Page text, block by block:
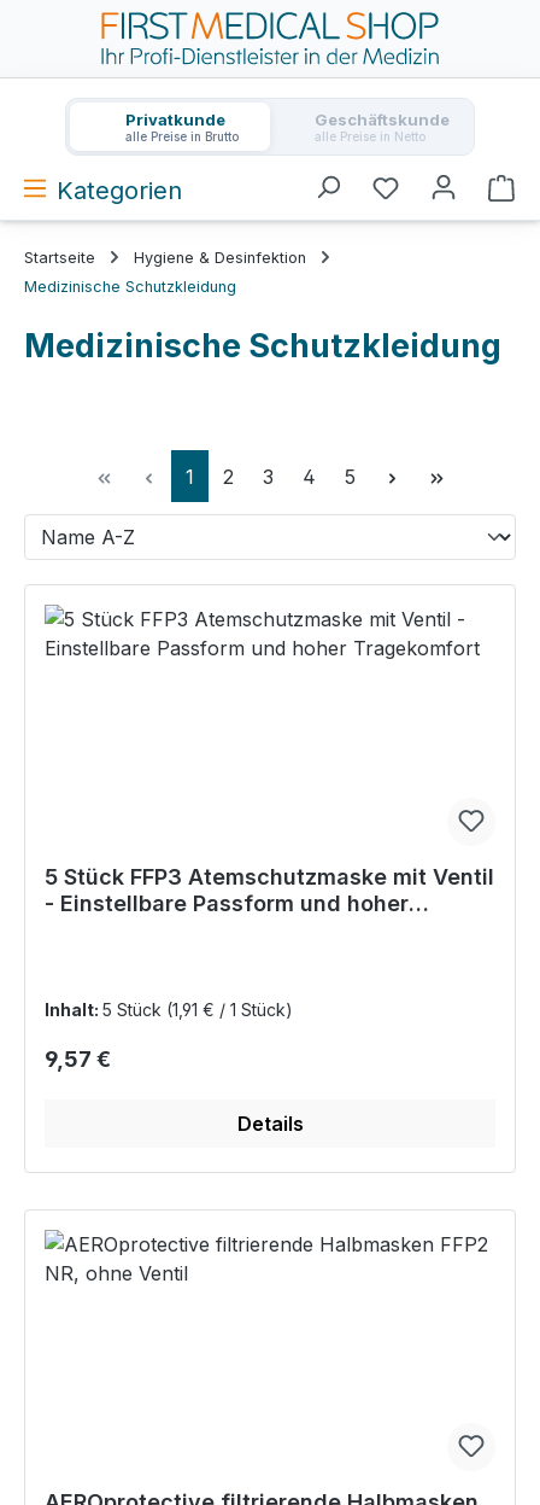
Zum Hauptinhalt springen
Privatkunde
alle Preise in Brutto
Geschäftskunde
alle Preise in Netto
Kategorien
Startseite
Hygiene & Desinfektion
Medizinische Schutzkleidung
Medizinische Schutzkleidung
Seite
1 Seite
2 Seite
3 Seite
4 Seite
5
5 Stück FFP3 Atemschutzmaske mit Ventil
- Einstellbare Passform und hoher
Inhalt: 5 Stück (1,91 € / 1 Stück)
Regulärer Preis:
9,57 €
Details